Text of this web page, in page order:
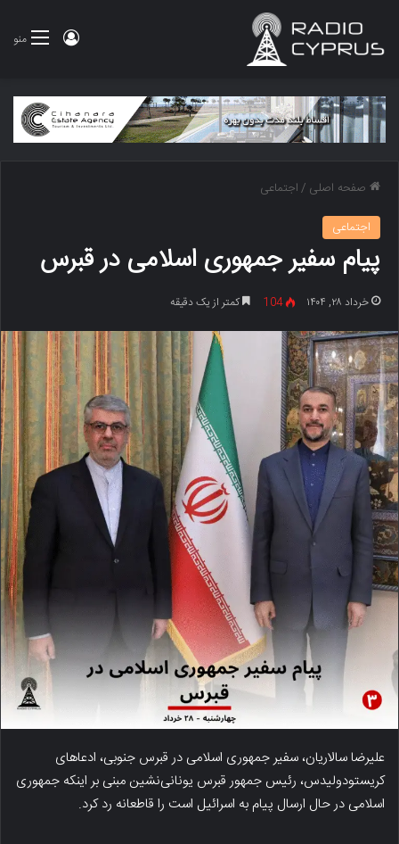
منو ورود
صفحه اصلی /اجتماعی
اجتماعی
پیام سفیر جمهوری اسلامی در قبرس
خرداد ۲۸, ۱۴۰۴ 104 کمتر از یک دقیقه
علیرضا سالاریان، سفیر جمهوری اسلامی در قبرس جنوبی، ادعاهای
کریستودولیدس، رئیس جمهور قبرس یونانی‌نشین مبنی بر اینکه جمهوری
اسلامی در حال ارسال پیام به اسرائیل است را قاطعانه رد کرد.